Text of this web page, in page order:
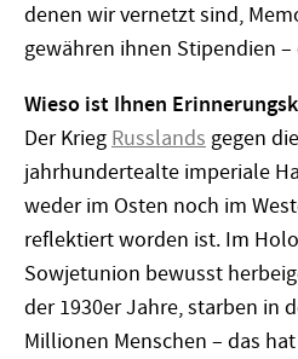
denen wir vernetzt sind,
gewähren ihnen Stipendien
Wieso ist Ihnen
Der Krieg Russlands gegen die
jahrhundertealte imperiale
weder im Osten noch im
reflektiert worden ist. Im
Sowjetunion bewusst
der 1930er Jahre, starben in
Millionen Menschen – das